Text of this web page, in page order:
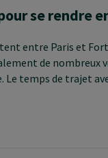
se rendre
entre Paris et
de nombreux
Le temps de trajet